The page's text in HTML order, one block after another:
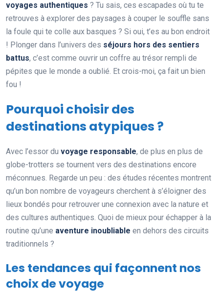
voyages authentiques ? Tu sais, ces escapades où tu te
retrouves à explorer des paysages à couper le souffle sans
la foule qui te colle aux basques ? Si oui, t’es au bon endroit
! Plonger dans l’univers des séjours hors des sentiers
battus, c’est comme ouvrir un coffre au trésor rempli de
pépites que le monde a oublié. Et crois-moi, ça fait un bien
fou !
Pourquoi choisir des
destinations atypiques ?
Avec l’essor du voyage responsable, de plus en plus de
globe-trotters se tournent vers des destinations encore
méconnues. Regarde un peu : des études récentes montrent
qu’un bon nombre de voyageurs cherchent à s’éloigner des
lieux bondés pour retrouver une connexion avec la nature et
des cultures authentiques. Quoi de mieux pour échapper à la
routine qu’une aventure inoubliable en dehors des circuits
traditionnels ?
Les tendances qui façonnent nos
choix de voyage